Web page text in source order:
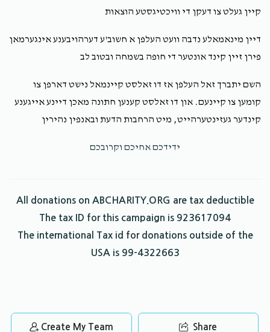
$18.00
Yisroel M. MayerowitzShimon & Zissy Freed , Zreal
& bashy weinberger, Tuly & Ruchel Schwartz
קיין געלט צו דעקן די וויכטיגסטע הוצאות
דיין מינאמאלע נדבה וועט העלפן א חשוב'ע דערהויבענע אינגערמאן
פירן זיין קינד אונטער די חופה בשמחה ובטוב לב
השם יתברך זאל העלפן אז דו זאלסט קיינמאל נישט דארפן צו
קומען צו קיינעם. און דו זאלסט קענען חתונה מאכן דיינע אייגענע
קינדער געזינטערהייט, מיט הרחבות הדעת ובאנפין נהירין
ידידכם אחיכם וקרובכם
All donations on ABCHARITY.ORG are tax deductible
The tax ID for this campaign is 923617094
The international Tax id for donations outside of the
USA is 99-4322663
Create My Team Share